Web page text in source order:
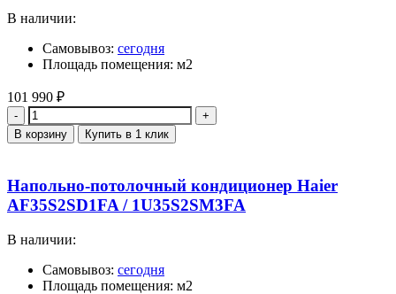
В наличии:
Самовывоз: сегодня
Площадь помещения: м2
101 990 ₽
Количество
В корзину Купить в 1 клик
Напольно-потолочный кондиционер Haier
AF35S2SD1FA / 1U35S2SM3FA
В наличии:
Самовывоз: сегодня
Площадь помещения: м2